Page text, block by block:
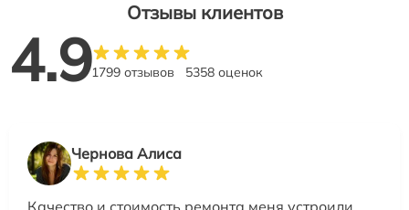
Отзывы клиентов
4.91799 отзывов 5358 оценок
Чернова Алиса